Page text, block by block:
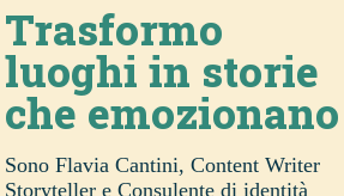
Trasformo
luoghi in storie
che emozionano
Sono Flavia Cantini, Content Writer
Storyteller e Consulente di identità